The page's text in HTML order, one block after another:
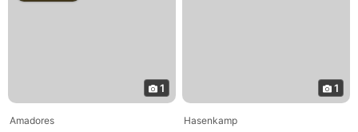
1
Amadores
1
Hasenkamp